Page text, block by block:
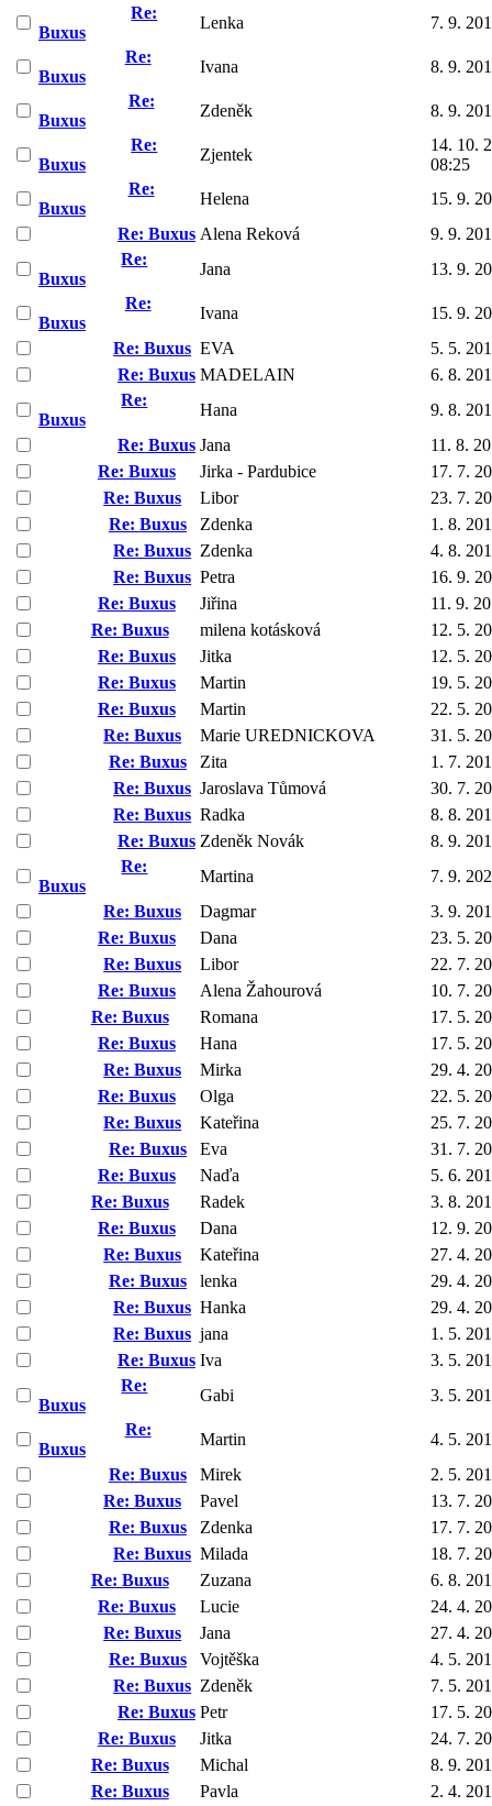
Re:
Buxus
Lenka
7. 9.
Re:
Buxus
Ivana
8. 9.
Re:
Buxus
Zdeněk
8. 9.
Re:
Buxus
Zjentek
14. 10.
08:25
Re:
Buxus
Helena
15. 9.
Re: Buxus Alena Reková
9. 9.
Re:
Buxus
Jana
13. 9.
Re:
Buxus
Ivana
15. 9.
Re: Buxus EVA
5. 5.
Re: Buxus MADELAIN
6. 8.
Re:
Buxus
Hana
9. 8.
Re: Buxus Jana
11. 8.
Re: Buxus
Jirka - Pardubice
17. 7.
Re: Buxus
Libor
23. 7.
Re: Buxus
Zdenka
1. 8.
Re: Buxus Zdenka
4. 8.
Re: Buxus Petra
16. 9.
Re: Buxus
Jiřina
11. 9.
Re: Buxus
milena kotásková
12. 5.
Re: Buxus
Jitka
12. 5.
Re: Buxus
Martin
19. 5.
Re: Buxus
Martin
22. 5.
Re: Buxus
Marie UREDNICKOVA
31. 5.
Re: Buxus
Zita
1. 7.
Re: Buxus Jaroslava Tůmová
30. 7.
Re: Buxus Radka
8. 8.
Re: Buxus Zdeněk Novák
8. 9.
Re:
Buxus
Martina
7. 9.
Re: Buxus
Dagmar
3. 9.
Re: Buxus
Dana
23. 5.
Re: Buxus
Libor
22. 7.
Re: Buxus
Alena Žahourová
10. 7.
Re: Buxus
Romana
17. 5.
Re: Buxus
Hana
17. 5.
Re: Buxus
Mirka
29. 4.
Re: Buxus
Olga
22. 5.
Re: Buxus
Kateřina
25. 7.
Re: Buxus
Eva
31. 7.
Re: Buxus
Naďa
5. 6.
Re: Buxus
Radek
3. 8.
Re: Buxus
Dana
12. 9.
Re: Buxus
Kateřina
27. 4.
Re: Buxus
lenka
29. 4.
Re: Buxus Hanka
29. 4.
Re: Buxus jana
1. 5.
Re: Buxus Iva
3. 5.
Re:
Buxus
Gabi
3. 5.
Re:
Buxus
Martin
4. 5.
Re: Buxus
Mirek
2. 5.
Re: Buxus
Pavel
13. 7.
Re: Buxus
Zdenka
17. 7.
Re: Buxus Milada
18. 7.
Re: Buxus
Zuzana
6. 8.
Re: Buxus
Lucie
24. 4.
Re: Buxus
Jana
27. 4.
Re: Buxus
Vojtěška
4. 5.
Re: Buxus Zdeněk
7. 5.
Re: Buxus Petr
17. 5.
Re: Buxus
Jitka
24. 7.
Re: Buxus
Michal
8. 9.
Re: Buxus
Pavla
2. 4.